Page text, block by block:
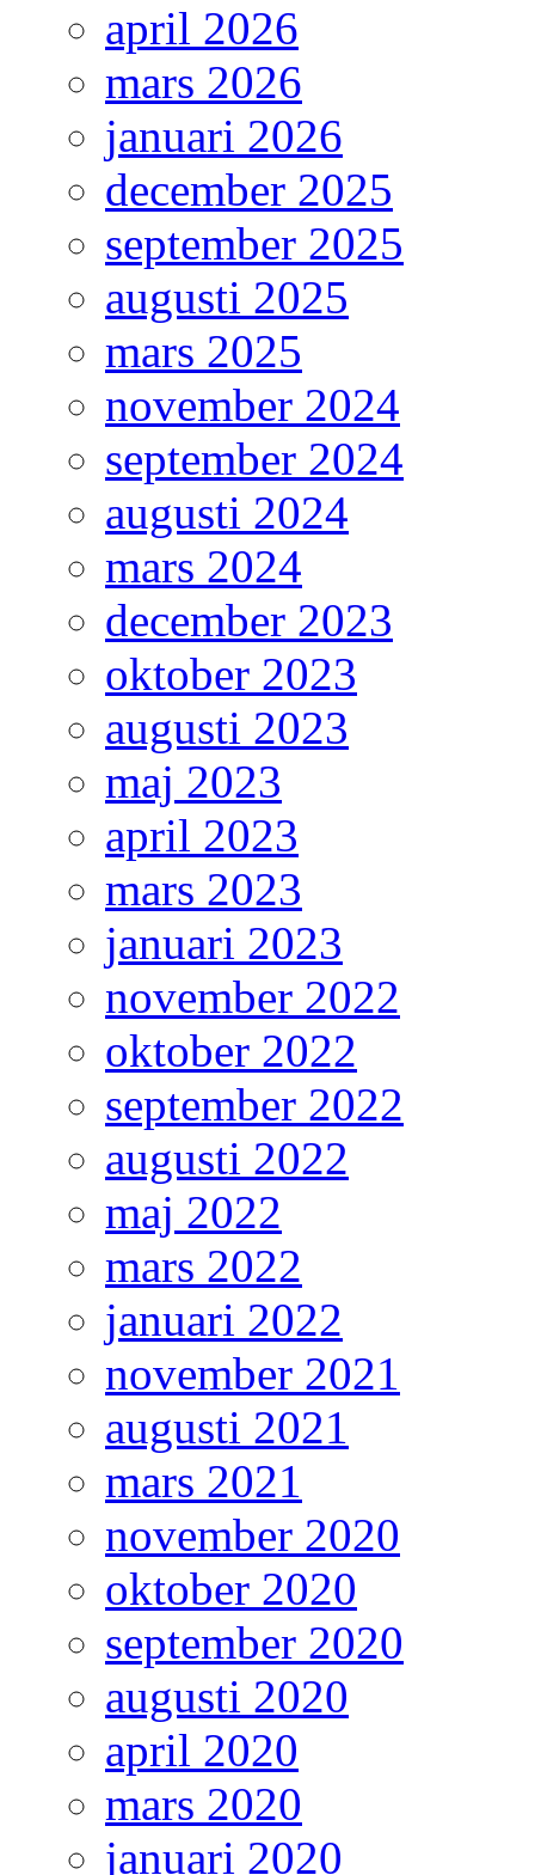
april 2026
mars 2026
januari 2026
december 2025
september 2025
augusti 2025
mars 2025
november 2024
september 2024
augusti 2024
mars 2024
december 2023
oktober 2023
augusti 2023
maj 2023
april 2023
mars 2023
januari 2023
november 2022
oktober 2022
september 2022
augusti 2022
maj 2022
mars 2022
januari 2022
november 2021
augusti 2021
mars 2021
november 2020
oktober 2020
september 2020
augusti 2020
april 2020
mars 2020
januari 2020